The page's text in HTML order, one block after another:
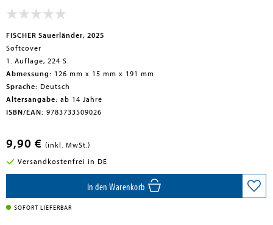
submenu
FISCHER Sauerländer, 2025
Softcover
1. Auflage, 224 S.
Abmessung: 126 mm x 15 mm x 191 mm
Sprache: Deutsch
Altersangabe: ab 14 Jahre
ISBN/EAN: 9783733509026
9,90 € (inkl. MwSt.)
Versandkostenfrei in DE
In den Warenkorb
SOFORT LIEFERBAR